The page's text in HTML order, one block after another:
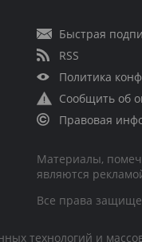
Быстрая
RSS
Политика
Сообщить об
Правовая
Материалы,
являются
Все права
технологий и